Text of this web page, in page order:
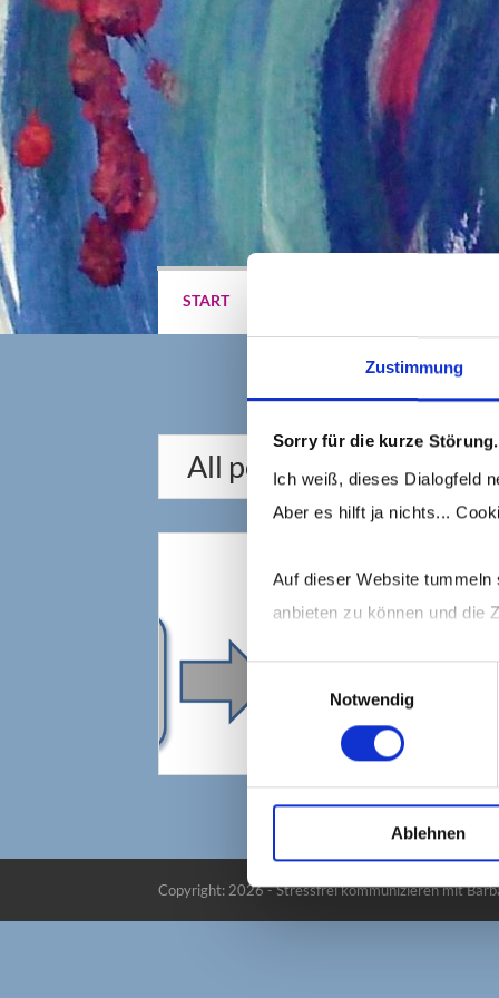
Zustimmung
Sorry für die kurze
Ich weiß, dieses Dialogfeld
Aber es hilft ja nichts...
Auf dieser Website
anbieten zu können und die
Notwendig
Ablehnen
START
All posts in " Wortwahl
Copyright: 2026 - Stressfrei kommunizieren mit